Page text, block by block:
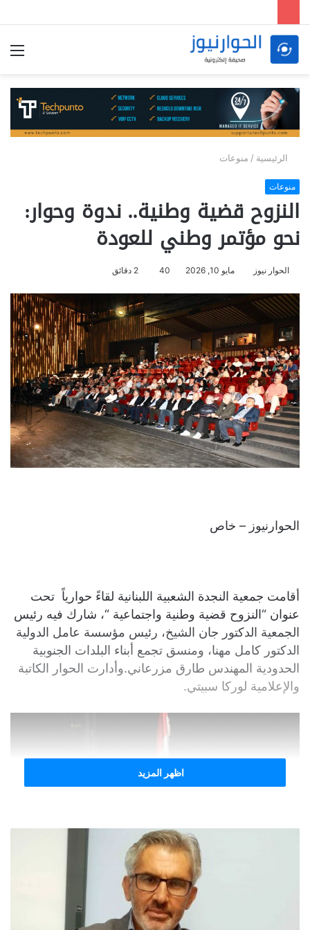
الرئيسية / منوعات
منوعات
النزوح قضية وطنية.. ندوة وحوار:
نحو مؤتمر وطني للعودة
الحوار نيوز مايو 10, 2026 40
الحوارنيوز – خاص
أقامت جمعية النجدة الشعبية اللبنانية لقاءً حوارياً تحت
عنوان “النزوح قضية وطنية واجتماعية “، شارك فيه رئيس
الجمعية الدكتور جان الشيخ، رئيس مؤسسة عامل الدولية
الدكتور كامل مهنا، ومنسق تجمع أبناء البلدات الجنوبية
الحدودية المهندس طارق مزرعاني.وأدارت الحوار الكاتبة
والإعلامية لوركا سبيتي.
اظهر المزيد